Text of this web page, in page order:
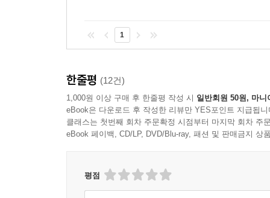
1
한줄평 (12건)
1,000원 이상 구매 후 한줄평 작성 시 일반회원 50원, 마니
eBook은 다운로드 후 작성한 리뷰만 YES포인트 지급됩니
클래스는 첫번째 회차 주문확정 시점부터 마지막 회차 주
eBook 페이백, CD/LP, DVD/Blu-ray, 패션 및 판매금지 상
평점